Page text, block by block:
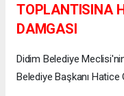
TOPLANTISINA
DAMGASI
Didim Belediye
Belediye Başkanı Hatice